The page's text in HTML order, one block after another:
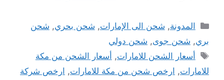
التصنيفات
المدونة, شحن الى الإمارات, شحن بحري, شحن
بري, شحن جوى, شحن دولي
الوسوم
أسعار الشحن للامارات, أسعار الشحن من مكة
للامارات, ارخص شحن من مكة للامارات, ارخص شركة